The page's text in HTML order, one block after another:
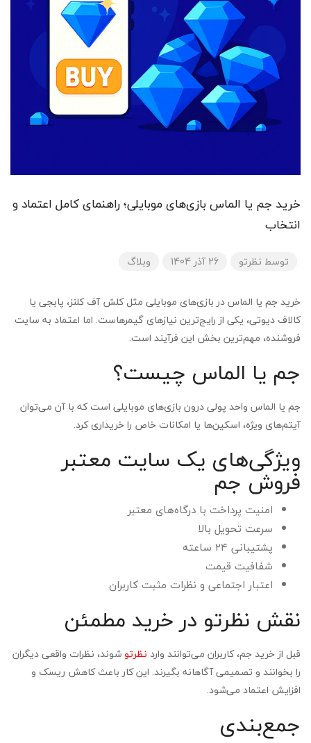
خرید جم یا الماس بازی‌های موبایلی؛ راهنمای کامل اعتماد و
انتخاب
توسط نظرتو 26 آذر 1404 وبلاگ
خرید جم یا الماس در بازی‌های موبایلی مثل کلش آف کلنز، پابجی یا
کالاف دیوتی، یکی از رایج‌ترین نیازهای گیمرهاست. اما اعتماد به سایت
فروشنده، مهم‌ترین بخش این فرآیند است.
جم یا الماس چیست؟
جم یا الماس واحد پولی درون بازی‌های موبایلی است که با آن می‌توان
آیتم‌های ویژه، اسکین‌ها یا امکانات خاص را خریداری کرد.
ویژگی‌های یک سایت معتبر
فروش جم
امنیت پرداخت با درگاه‌های معتبر
سرعت تحویل بالا
پشتیبانی ۲۴ ساعته
شفافیت قیمت
اعتبار اجتماعی و نظرات مثبت کاربران
نقش نظرتو در خرید مطمئن
قبل از خرید جم، کاربران می‌توانند وارد نظرتوشوند، نظرات واقعی دیگران
را بخوانند و تصمیمی آگاهانه بگیرند. این کار باعث کاهش ریسک و
افزایش اعتماد می‌شود.
جمع‌بندی